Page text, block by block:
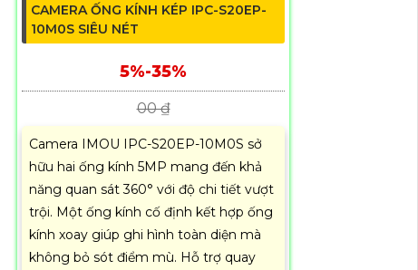
CAMERA ỐNG KÍNH KÉP IPC-S20EP-
10M0S SIÊU NÉT
5%-35%
00 ₫
Camera IMOU IPC-S20EP-10M0S sở
hữu hai ống kính 5MP mang đến khả
năng quan sát 360° với độ chi tiết vượt
trội. Một ống kính cố định kết hợp ống
kính xoay giúp ghi hình toàn diện mà
không bỏ sót điểm mù. Hỗ trợ quay